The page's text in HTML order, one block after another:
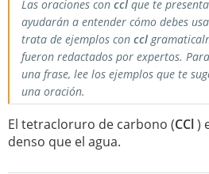
Las oraciones con ccl que te
ayudarán a entender cómo debes
trata de ejemplos con ccl
fueron redactados por expertos.
una frase, lee los ejemplos que te
una oración.
El tetracloruro de carbono (CCl)
denso que el agua.